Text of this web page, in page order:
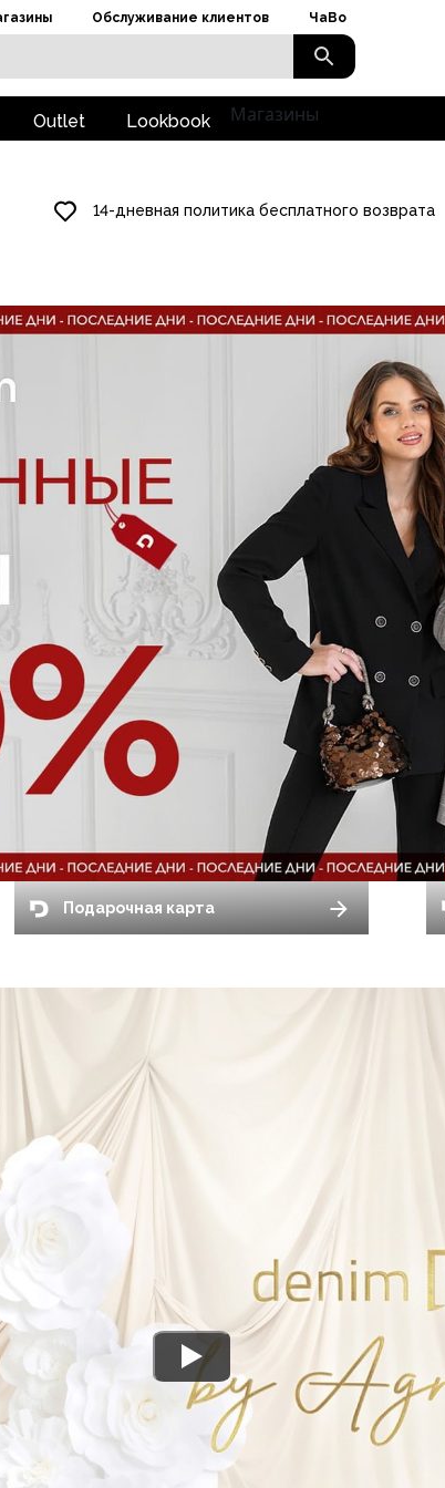
Обслуживание клиентов ЧаВо
Outlet Lookbook Магазины
14-дневная политика бесплатного возврата
Подарочная карта